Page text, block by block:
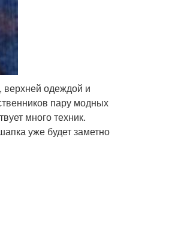
верхней одеждой и
пару модных
много техник.
уже будет заметно